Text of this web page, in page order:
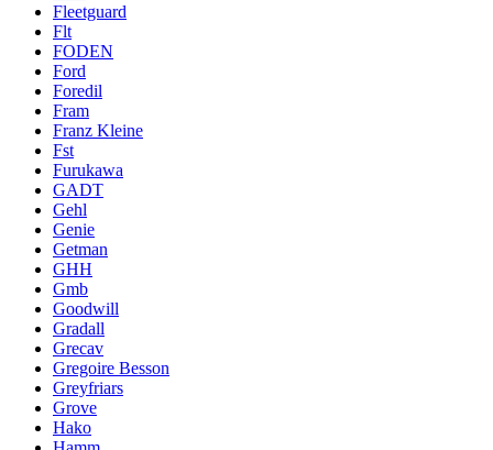
Fleetguard
Flt
FODEN
Ford
Foredil
Fram
Franz Kleine
Fst
Furukawa
GADT
Gehl
Genie
Getman
GHH
Gmb
Goodwill
Gradall
Grecav
Gregoire Besson
Greyfriars
Grove
Hako